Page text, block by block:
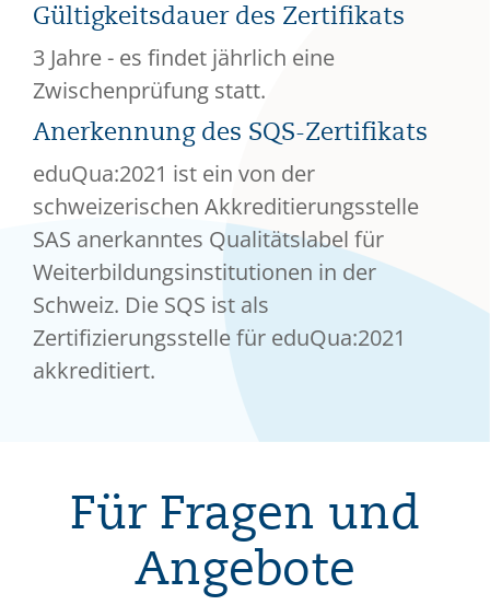
Gültigkeitsdauer des Zertifikats
3 Jahre - es findet jährlich eine
Zwischenprüfung statt.
Anerkennung des SQS-Zertifikats
eduQua:2021 ist ein von der
schweizerischen Akkreditierungsstelle
SAS anerkanntes Qualitätslabel für
Weiterbildungsinstitutionen in der
Schweiz. Die SQS ist als
Zertifizierungsstelle für eduQua:2021
akkreditiert.
Für Fragen und
Angebote